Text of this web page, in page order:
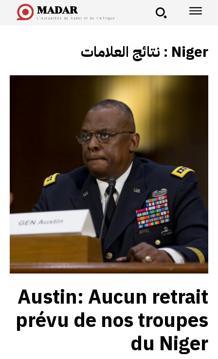
MADAR
L'Actualités du Sahel et de l'Afrique
نتائج العلامات : Niger
Austin: Aucun retrait
prévu de nos troupes
du Niger